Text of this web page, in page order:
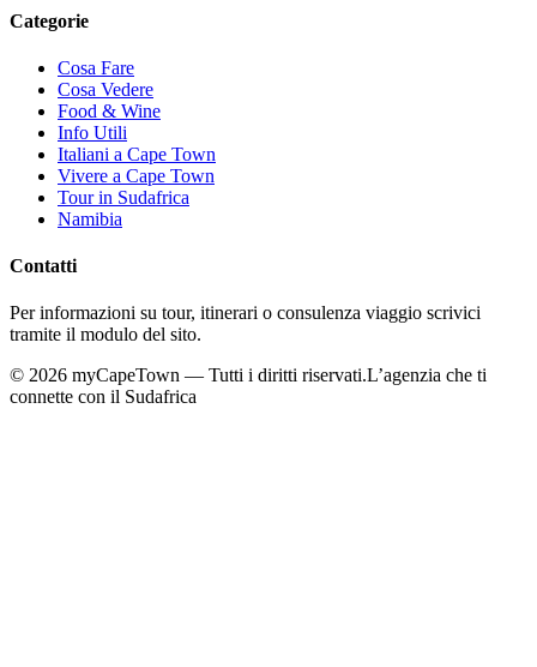
Categorie
Cosa Fare
Cosa Vedere
Food & Wine
Info Utili
Italiani a Cape Town
Vivere a Cape Town
Tour in Sudafrica
Namibia
Contatti
Per informazioni su tour, itinerari o consulenza viaggio scrivici
tramite il modulo del sito.
© 2026 myCapeTown — Tutti i diritti riservati.L’agenzia che ti
connette con il Sudafrica